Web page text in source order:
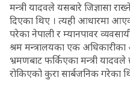
मन्त्री यादवले यसबारे जिज्ञासा
दिएका थिए । त्यही आधारमा
परेका नेपाली र म्यानपावर
श्रम मन्त्रालयका एक
भ्रमणबाट फर्किएका मन्त्री
रोकिएको कुरा सार्बजनिक गरेका